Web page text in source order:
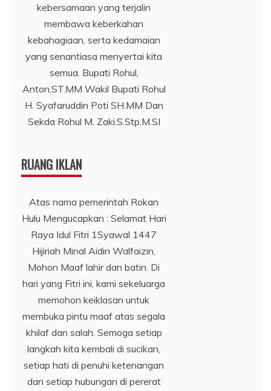
kebersamaan yang terjalin
membawa keberkahan
kebahagiaan, serta kedamaian
yang senantiasa menyertai kita
semua. Bupati Rohul,
Anton,ST.MM Wakil Bupati Rohul
H. Syafaruddin Poti SH.MM Dan
Sekda Rohul M. Zaki.S.Stp.M.SI
RUANG IKLAN
Atas nama pemerintah Rokan
Hulu Mengucapkan : Selamat Hari
Raya Idul Fitri 1Syawal 1447
Hijiriah Minal Aidin Walfaizin,
Mohon Maaf lahir dan batin. Di
hari yang Fitri ini, kami sekeluarga
memohon keiklasan untuk
membuka pintu maaf atas segala
khilaf dan salah. Semoga setiap
langkah kita kembali di sucikan,
setiap hati di penuhi ketenangan
dan setiap hubungan di pererat